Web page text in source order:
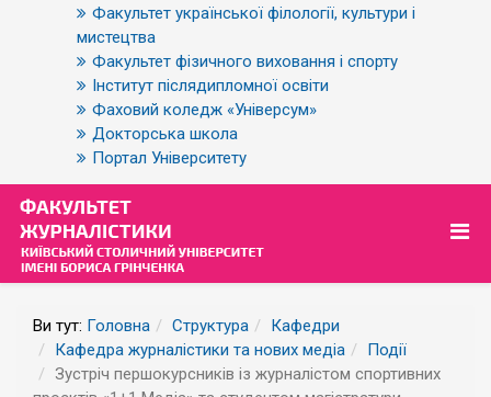
Факультет української філології, культури і
мистецтва
Факультет фізичного виховання і спорту
Інститут післядипломної освіти
Фаховий коледж «Універсум»
Докторська школа
Портал Університету
Ви тут: Головна Структура
Кафедри
Кафедра журналістики та нових медіа
Події
Зустріч першокурсників із журналістом спортивних